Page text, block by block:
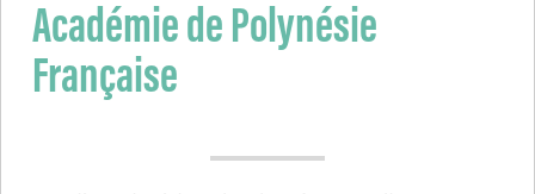
Académie de Polynésie
Française